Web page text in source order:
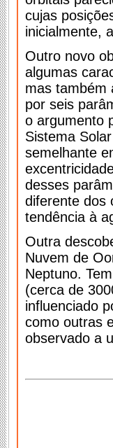
cujas
inicialmente,
Outro novo
algumas
mas também
por seis
o argumento
Sistema
semelhante
desses
diferente dos
tendência à
Outra
Nuvem de
Neptuno.
(cerca de
influenciado
como outras
observado a